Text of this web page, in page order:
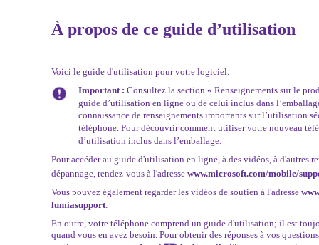
À propos de ce guide d’utilisation
Voici le guide d'utilisation pour votre logiciel.
Important : Consultez la section « Renseignements sur le
guide d’utilisation en ligne ou de celui inclus dans
connaissance de renseignements importants sur l’utilisation
téléphone. Pour découvrir comment utiliser votre nouveau
d’utilisation inclus dans l’emballage.
Pour accéder au guide d'utilisation en ligne, à des vidéos, à d'autres
dépannage, rendez-vous à l'adresse www.microsoft.com/mobile/
Vous pouvez également regarder les vidéos de soutien à l'adresse
lumiasupport.
En outre, votre téléphone comprend un guide d'utilisation; il est
quand vous en avez besoin. Pour obtenir des réponses à vos